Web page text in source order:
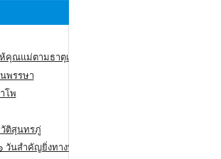
ณแม่ตามธาตุเกิด
พรรษา
โพ
ติสุนทรภู่
นสำคัญยิ่งทางพระพุทธศาสนา